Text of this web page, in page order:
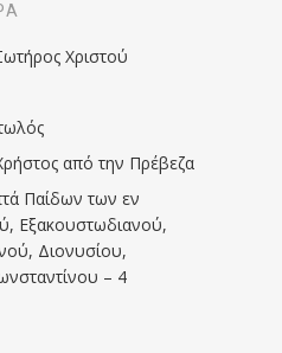
Χριστού
από την Πρέβεζα
Παίδων των εν
Eξακουστωδιανού,
Διονυσίου,
– 4